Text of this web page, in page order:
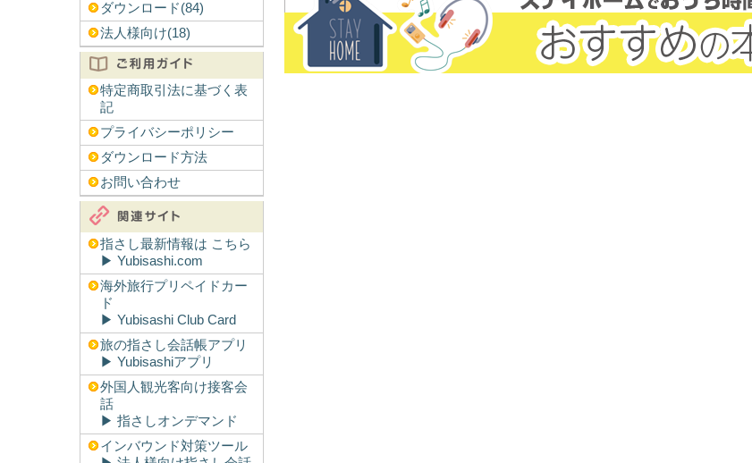
ダウンロード(84)
法人様向け(18)
特定商取引法に基づく表
記
プライバシーポリシー
ダウンロード方法
お問い合わせ
指さし最新情報は こちら
▶︎ Yubisashi.com
海外旅行プリペイドカー
ド
▶︎ Yubisashi Club Card
旅の指さし会話帳アプリ
▶︎ Yubisashiアプリ
外国人観光客向け接客会
話
▶︎ 指さしオンデマンド
インバウンド対策ツール